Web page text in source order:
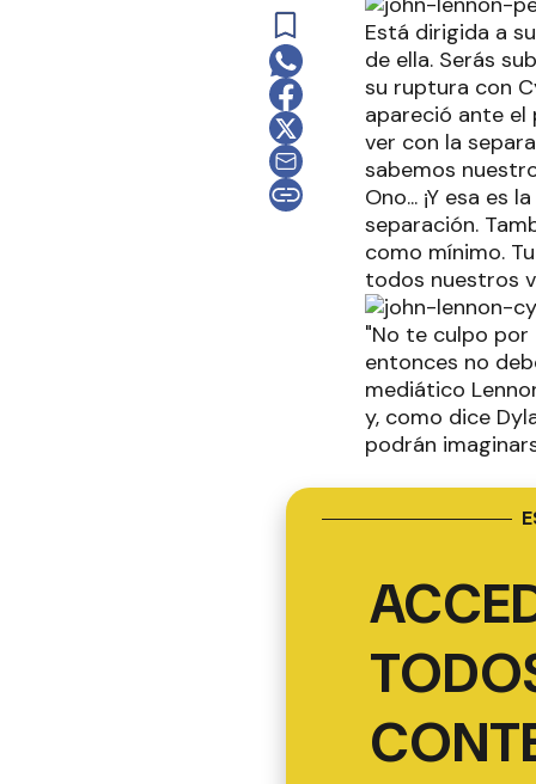
Está dirigida a
de ella. Serás
su ruptura con
apareció ante el
ver con la
sabemos
Ono... ¡Y esa
separación.
como mínimo.
todos nuestros
"No te culpo por
entonces no
mediático
y, como dice
podrán